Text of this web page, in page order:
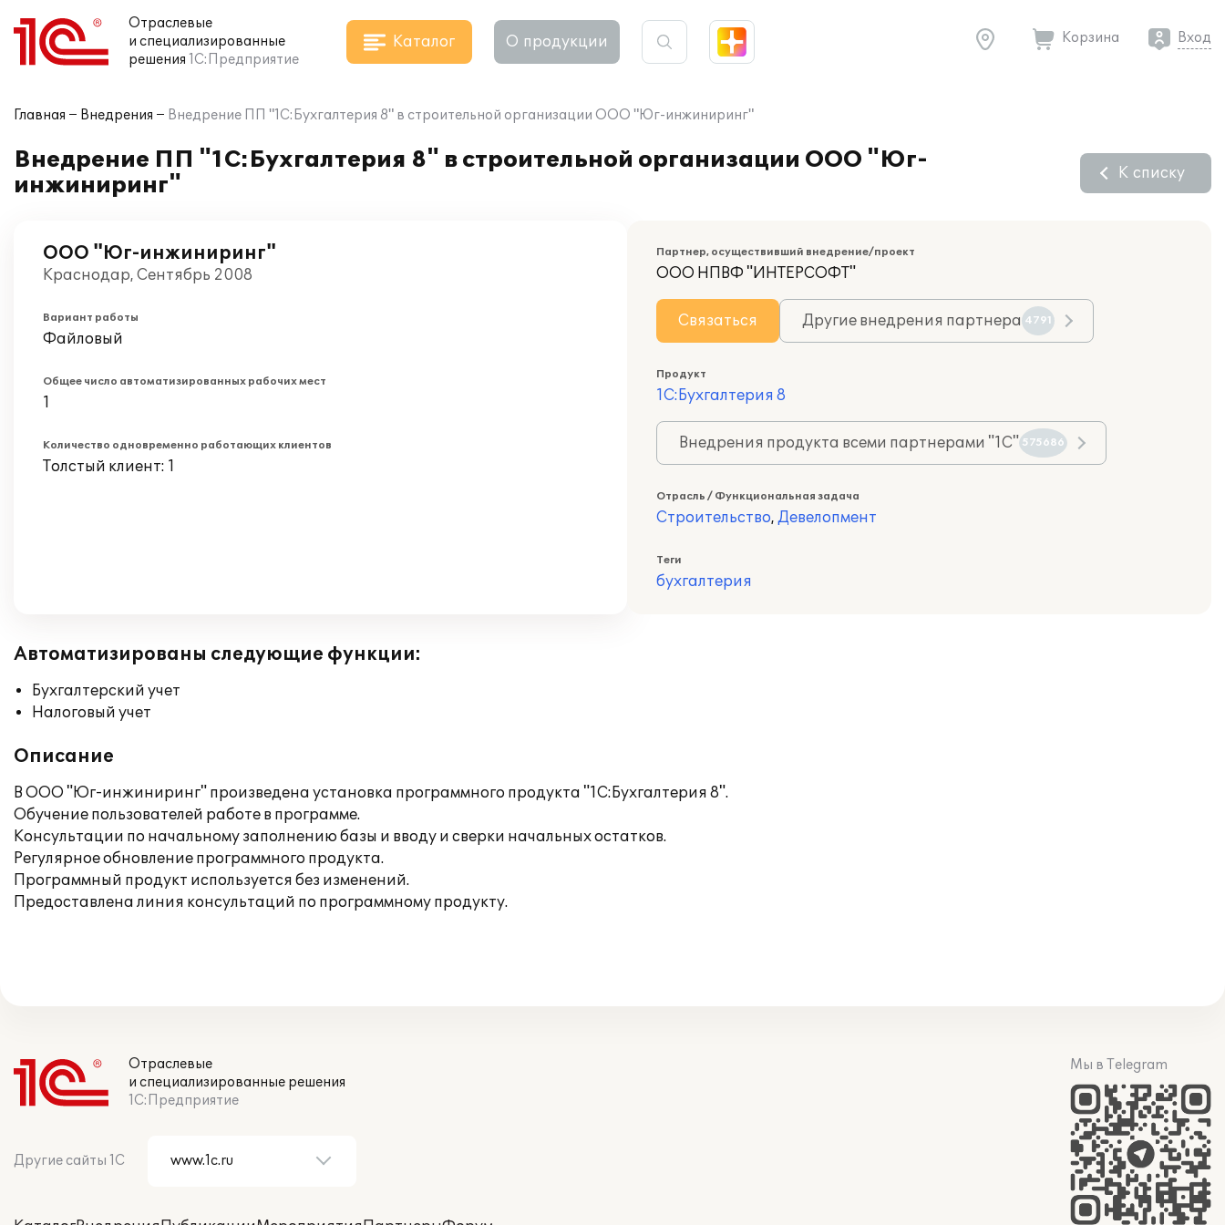
Отраслевые
и специализированные
решения 1С:Предприятие
Каталог О продукции Корзина Вход
Главная Внедрения Внедрение ПП "1С:Бухгалтерия 8" в строительной организации ООО "Юг-инжиниринг"
Внедрение ПП "1С:Бухгалтерия 8" в строительной организации ООО "Юг-
инжиниринг"
К списку
ООО "Юг-инжиниринг"
Краснодар, Сентябрь 2008
Вариант работы
Файловый
Общее число автоматизированных рабочих мест
1
Количество одновременно работающих клиентов
Толстый клиент: 1
Партнер, осуществивший внедрение/проект
ООО НПВФ "ИНТЕРСОФТ"
Связаться Другие внедрения партнера 4791
Продукт
1С:Бухгалтерия 8
Внедрения продукта всеми партнерами "1С" 575686
Отрасль / Функциональная задача
Строительство, Девелопмент
Теги
бухгалтерия
Автоматизированы следующие функции:
Бухгалтерский учет
Налоговый учет
Описание
В ООО "Юг-инжиниринг" произведена установка программного продукта "1С:Бухгалтерия 8".
Обучение пользователей работе в программе.
Консультации по начальному заполнению базы и вводу и сверки начальных остатков.
Регулярное обновление программного продукта.
Программный продукт используется без изменений.
Предоставлена линия консультаций по программному продукту.
Отраслевые
и специализированные решения
1С:Предприятие
Другие сайты 1С
Мы в Telegram